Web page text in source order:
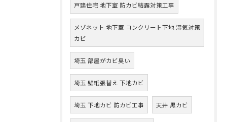
戸建住宅 地下室 防カビ結露対策工事
メゾネット 地下室 コンクリート下地 湿気対策
カビ
埼玉 部屋がカビ臭い
埼玉 壁紙張替え 下地カビ
埼玉 下地カビ 防カビ工事 天井 黒カビ